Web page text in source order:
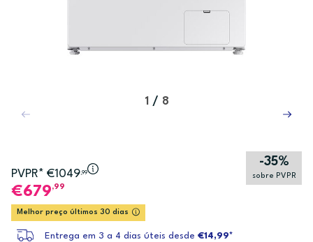
1 / 8
PVPR* €1049,99
-35%
sobre PVPR
679,99
Melhor preço últimos 30 dias
Entrega em 3 a 4 dias úteis desde €14,99*